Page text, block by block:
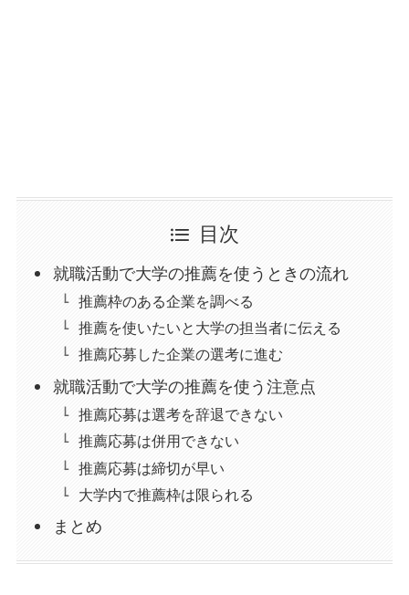
目次
就職活動で大学の推薦を使うときの流れ
推薦枠のある企業を調べる
推薦を使いたいと大学の担当者に伝える
推薦応募した企業の選考に進む
就職活動で大学の推薦を使う注意点
推薦応募は選考を辞退できない
推薦応募は併用できない
推薦応募は締切が早い
大学内で推薦枠は限られる
まとめ